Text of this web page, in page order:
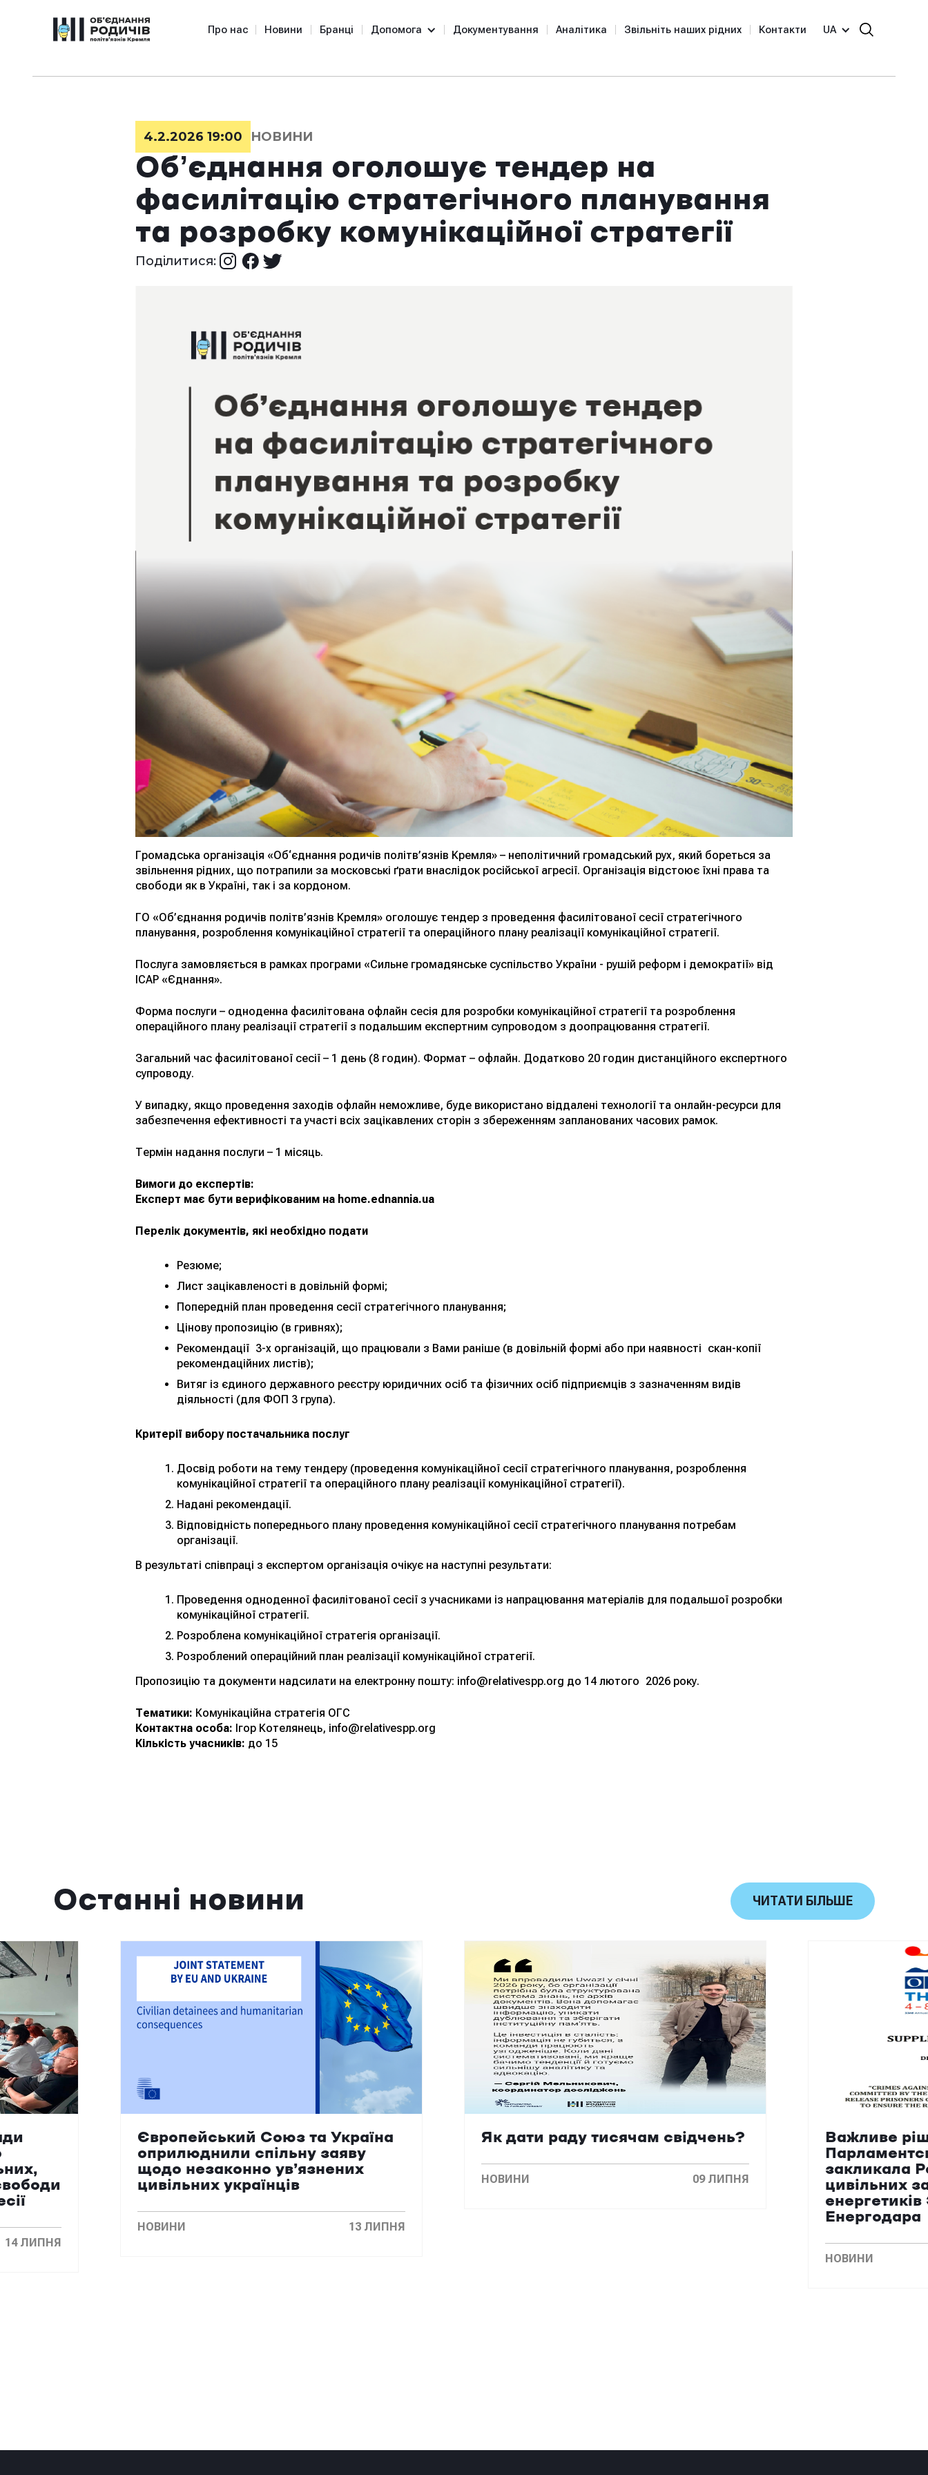
Про нас Новини Бранці Допомога Документування Аналітика Звільніть наших рідних Контакти UA
4.2.2026 19:00 НОВИНИ
Обʼєднання оголошує тендер на
фасилітацію стратегічного планування
та розробку комунікаційної стратегії
Поділитися:
Громадська організація «Об‘єднання родичів політв’язнів Кремля» – неполітичний громадський рух, який бореться за
звільнення рідних, що потрапили за московські ґрати внаслідок російської агресії. Організація відстоює їхні права та
свободи як в Україні, так і за кордоном.
ГО «Об’єднання родичів політв’язнів Кремля» оголошує тендер з проведення фасилітованої сесії стратегічного
планування, розроблення комунікаційної стратегії та операційного плану реалізації комунікаційної стратегії.
Послуга замовляється в рамках програми «Сильне громадянське суспільство України - рушій реформ і демократії» від
ІСАР «Єднання».
Форма послуги – одноденна фасилітована офлайн сесія для розробки комунікаційної стратегії та розроблення
операційного плану реалізації стратегії з подальшим експертним супроводом з доопрацювання стратегії.
Загальний час фасилітованої сесії – 1 день (8 годин). Формат – офлайн. Додатково 20 годин дистанційного експертного
супроводу.
У випадку, якщо проведення заходів офлайн неможливе, буде використано віддалені технології та онлайн-ресурси для
забезпечення ефективності та участі всіх зацікавлених сторін з збереженням запланованих часових рамок.
Термін надання послуги – 1 місяць.
Вимоги до експертів:
Експерт має бути верифікованим на home.ednannia.ua
Перелік документів, які необхідно подати
Резюме;
Лист зацікавленості в довільній формі;
Попередній план проведення сесії стратегічного планування;
Цінову пропозицію (в гривнях);
Рекомендації 3-х організацій, що працювали з Вами раніше (в довільній формі або при наявності скан-копії
рекомендаційних листів);
Витяг із єдиного державного реєстру юридичних осіб та фізичних осіб підприємців з зазначенням видів
діяльності (для ФОП 3 група).
Критерії вибору постачальника послуг
Досвід роботи на тему тендеру (проведення комунікаційної сесії стратегічного планування, розроблення
комунікаційної стратегії та операційного плану реалізації комунікаційної стратегії).
Надані рекомендації.
Відповідність попереднього плану проведення комунікаційної сесії стратегічного планування потребам
організації.
В результаті співпраці з експертом організація очікує на наступні результати:
Проведення одноденної фасилітованої сесії з учасниками із напрацювання матеріалів для подальшої розробки
комунікаційної стратегії.
Розроблена комунікаційної стратегія організації.
Розроблений операційний план реалізації комунікаційної стратегії.
Пропозицію та документи надсилати на електронну пошту: info@relativespp.org до 14 лютого 2026 року.
Тематики: Комунікаційна стратегія ОГС
Контактна особа: Ігор Котелянець, info@relativespp.org
Кількість учасників: до 15
Останні новини ЧИТАТИ БІЛЬШЕ
14 ЛИПНЯ
Європейський Союз та Україна
оприлюднили спільну заяву
щодо незаконно ув’язнених
цивільних українців
НОВИНИ 13 ЛИПНЯ
Як дати раду тисячам свідчень?
НОВИНИ 09 ЛИПНЯ
Важливе
закликала
цивільних
Енергодара
НОВИНИ